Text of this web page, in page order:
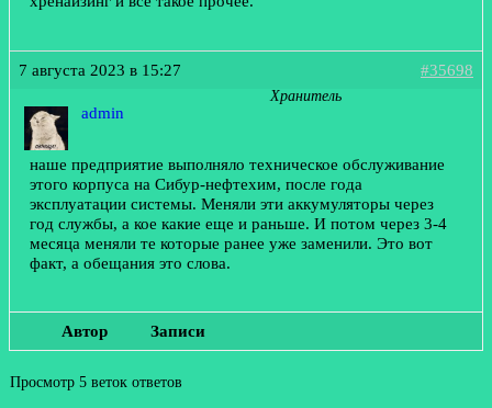
7 августа 2023 в 15:27 #35698
admin
Хранитель
наше предприятие выполняло техническое обслуживание
этого корпуса на Сибур-нефтехим, после года
эксплуатации системы. Меняли эти аккумуляторы через
год службы, а кое какие еще и раньше. И потом через 3-4
месяца меняли те которые ранее уже заменили. Это вот
факт, а обещания это слова.
Автор Записи
Просмотр 5 веток ответов